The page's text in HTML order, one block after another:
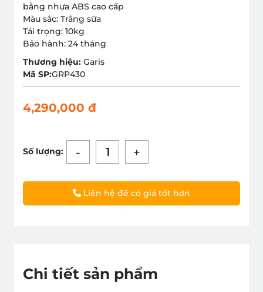
bằng nhựa ABS cao cấp
Màu sắc: Trắng sữa
Tải trọng: 10kg
Bảo hành: 24 tháng
Thương hiệu: Garis
Mã SP:GRP430
4,290,000 đ
Số lượng: - +
Liên hệ để có giá tốt hơn
Chi tiết sản phẩm